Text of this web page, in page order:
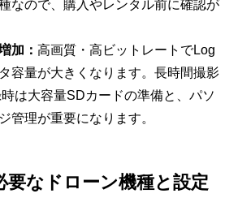
なので、購入やレンタル前に確認が
加： 高画質・高ビットレートでLog
容量が大きくなります。長時間撮影
は大容量SDカードの準備と、パソ
管理が重要になります。
要なドローン機種と設定